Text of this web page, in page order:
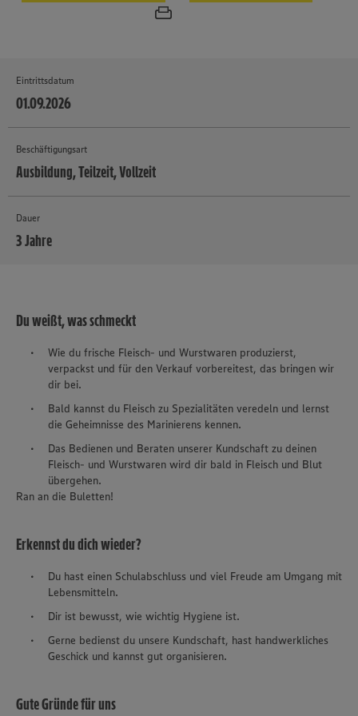
Eintrittsdatum
01.09.2026
Beschäftigungsart
Ausbildung, Teilzeit, Vollzeit
Dauer
3 Jahre
Du weißt, was schmeckt
Wie du frische Fleisch- und Wurstwaren produzierst,
verpackst und für den Verkauf vorbereitest, das bringen wir
dir bei.
Bald kannst du Fleisch zu Spezialitäten veredeln und lernst
die Geheimnisse des Marinierens kennen.
Das Bedienen und Beraten unserer Kundschaft zu deinen
Fleisch- und Wurstwaren wird dir bald in Fleisch und Blut
übergehen.
Ran an die Buletten!
Erkennst du dich wieder?
Du hast einen Schulabschluss und viel Freude am Umgang mit
Lebensmitteln.
Dir ist bewusst, wie wichtig Hygiene ist.
Gerne bedienst du unsere Kundschaft, hast handwerkliches
Geschick und kannst gut organisieren.
Gute Gründe für uns